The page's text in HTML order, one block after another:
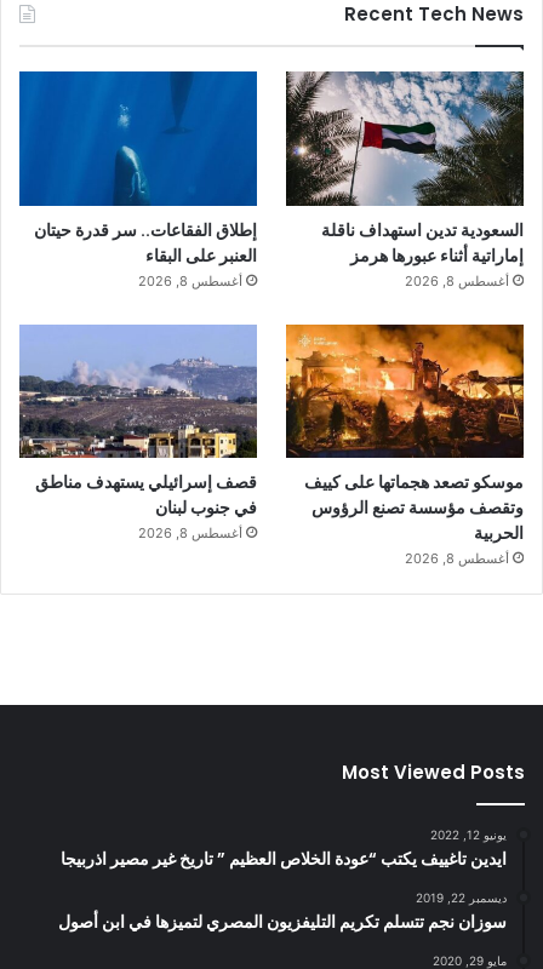
Recent Tech News
السعودية تدين استهداف ناقلة
إماراتية أثناء عبورها هرمز
أغسطس 8, 2026
إطلاق الفقاعات.. سر قدرة حيتان
العنبر على البقاء
أغسطس 8, 2026
موسكو تصعد هجماتها على كييف
وتقصف مؤسسة تصنع الرؤوس
الحربية
أغسطس 8, 2026
قصف إسرائيلي يستهدف مناطق
في جنوب لبنان
أغسطس 8, 2026
Most Viewed Posts
يونيو 12, 2022
ايدين تاغييف يكتب “عودة الخلاص العظيم ” تاريخ غير مصير اذربيجا
ديسمبر 22, 2019
سوزان نجم تتسلم تكريم التليفزيون المصري لتميزها في ابن أصول
مايو 29, 2020